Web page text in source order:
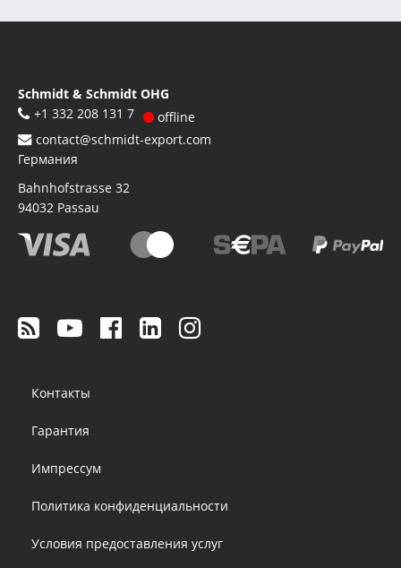
Schmidt & Schmidt OHG
+1 332 208 131 7
offline
contact@schmidt-export.com
Германия
Bahnhofstrasse 32
94032 Passau
menu
Контакты
Гарантия
Импрессум
Политика конфиденциальности
Условия предоставления услуг